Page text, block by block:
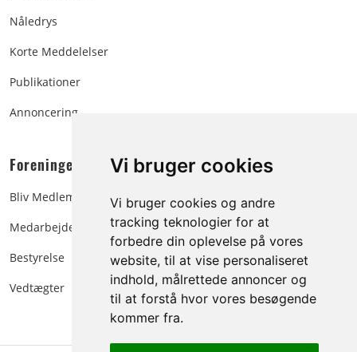
Vi bruger cookies
Vi bruger cookies og andre
tracking teknologier for at
forbedre din oplevelse på vores
website, til at vise personaliseret
indhold, målrettede annoncer og
til at forstå hvor vores besøgende
kommer fra.
Nåledrys
Korte Meddelelser
Publikationer
Annoncering
Foreningen:
Bliv Medlem
Medarbejdere
Bestyrelse
Vedtægter